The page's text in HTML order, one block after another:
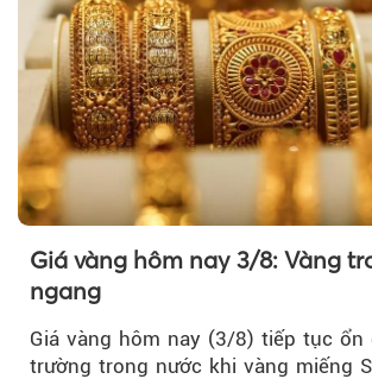
Giá vàng hôm nay 3/8: Vàng
ngang
Giá vàng hôm nay (3/8) tiếp tục ổn
trường trong nước khi vàng miếng